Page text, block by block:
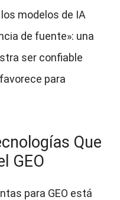
modelos de IA
de fuente»: una
ser confiable
para
Que
GEO
para GEO está